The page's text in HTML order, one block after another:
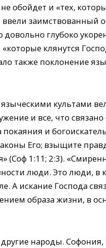
обойдет и «тех,
заимствованный
глубоко
клянутся
также поклонение
культами
и все, что связано
и
Его; взыщите
(Соф 1:11; 2:3).
люди. Это люди, в
А искание Господа
образа жизни, в
народы. Софония,